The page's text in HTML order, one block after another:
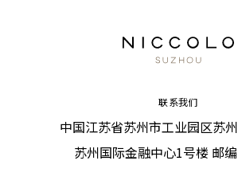
联系我们
中国江苏省苏州市工业园区苏
苏州国际金融中心1号楼 邮